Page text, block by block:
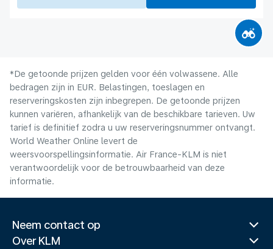
*De getoonde prijzen gelden voor één volwassene. Alle
bedragen zijn in EUR. Belastingen, toeslagen en
reserveringskosten zijn inbegrepen. De getoonde prijzen
kunnen variëren, afhankelijk van de beschikbare tarieven. Uw
tarief is definitief zodra u uw reserveringsnummer ontvangt.
World Weather Online levert de
weersvoorspellingsinformatie. Air France-KLM is niet
verantwoordelijk voor de betrouwbaarheid van deze
informatie.
Neem contact op
Over KLM